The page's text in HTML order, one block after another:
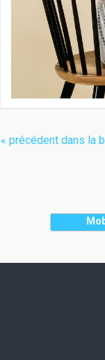
« précédent dans la